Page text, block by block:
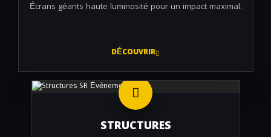
Écrans géants haute luminosité pour un impact maximal.
DÉCOUVRIR
STRUCTURES